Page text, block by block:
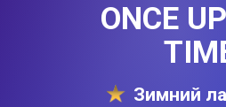
ONCE
Зимний